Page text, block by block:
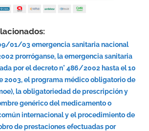
01/03 emergencia sanitaria nacional
prorróganse, la emergencia sanitaria
por el decreto n° 486/2002 hasta el 10
2003, el programa médico obligatorio de
la obligatoriedad de prescripción y
genérico del medicamento o
internacional y el procedimiento de
de prestaciones efectuadas por